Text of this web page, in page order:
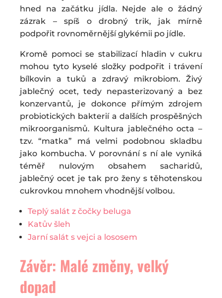
hned na začátku jídla. Nejde ale o žádný
zázrak – spíš o drobný trik, jak mírně
podpořit rovnoměrnější glykémii po jídle.
Kromě pomoci se stabilizací hladin v cukru
mohou tyto kyselé složky podpořit i trávení
bílkovin a tuků a zdravý mikrobiom. Živý
jablečný ocet, tedy nepasterizovaný a bez
konzervantů, je dokonce přímým zdrojem
probiotických bakterií a dalších prospěšných
mikroorganismů. Kultura jablečného octa –
tzv. “matka” má velmi podobnou skladbu
jako kombucha. V porovnání s ní ale vyniká
téměř nulovým obsahem sacharidů,
jablečný ocet je tak pro ženy s těhotenskou
cukrovkou mnohem vhodnější volbou.
Teplý salát z čočky beluga
Katův šleh
Jarní salát s vejci a lososem
Závěr: Malé změny, velký
dopad